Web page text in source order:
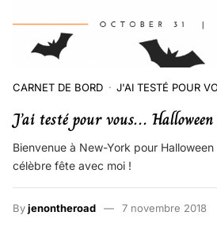
CARNET DE BORD J'AI TESTÉ POUR
J’ai testé pour vous…
Bienvenue à New-York pour
célèbre fête avec moi !
Byjenontheroad 7 novembre 2018